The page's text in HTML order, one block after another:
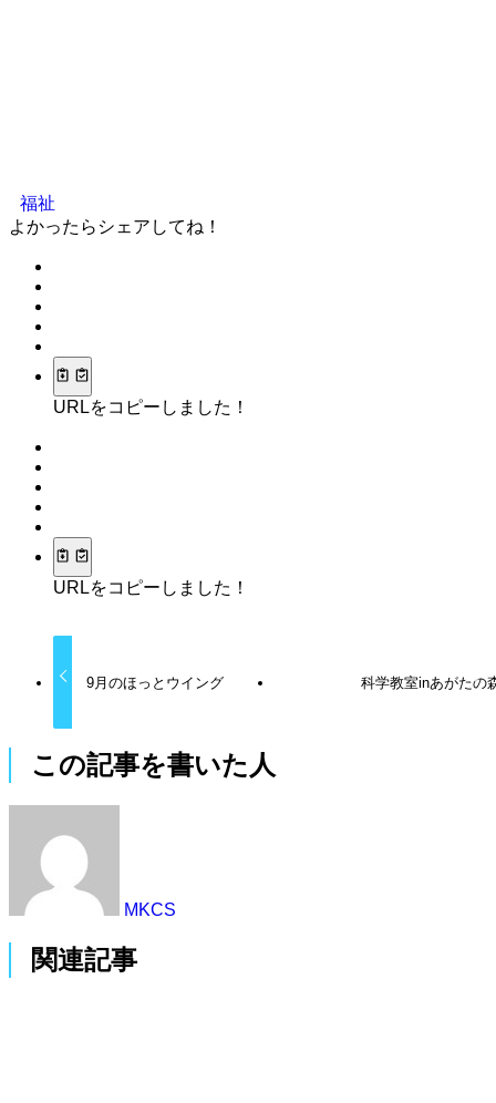
福祉
よかったらシェアしてね！
URLをコピーしました！
URLをコピーしました！
9月のほっとウイング 科学教室inあがたの
この記事を書いた人
MKCS
関連記事